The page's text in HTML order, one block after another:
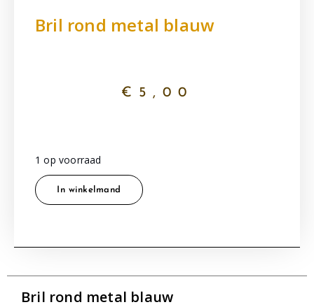
Bril rond metal blauw
€ 5,00
1 op voorraad
In winkelmand
Bril rond metal blauw